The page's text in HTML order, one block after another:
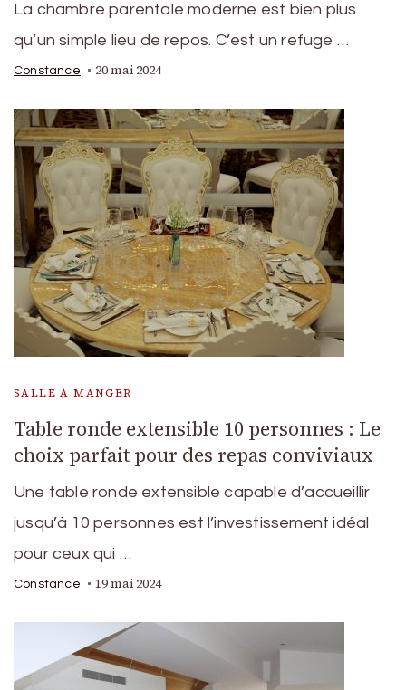
La chambre parentale moderne est bien plus
qu’un simple lieu de repos. C’est un refuge …
Constance 20 mai 2024
SALLE À MANGER
Table ronde extensible 10 personnes : Le
choix parfait pour des repas conviviaux
Une table ronde extensible capable d’accueillir
jusqu’à 10 personnes est l’investissement idéal
pour ceux qui …
Constance 19 mai 2024